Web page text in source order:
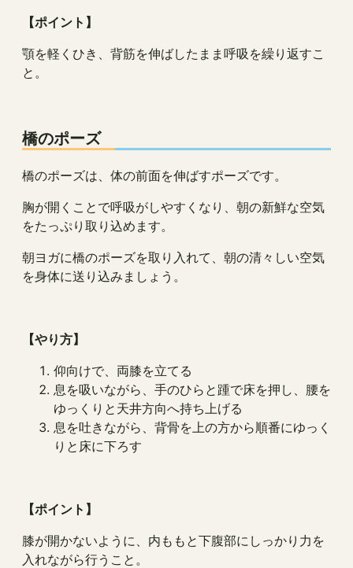
【ポイント】
顎を軽くひき、背筋を伸ばしたまま呼吸を繰り返すこ
と。
橋のポーズ
橋のポーズは、体の前面を伸ばすポーズです。
胸が開くことで呼吸がしやすくなり、朝の新鮮な空気
をたっぷり取り込めます。
朝ヨガに橋のポーズを取り入れて、朝の清々しい空気
を身体に送り込みましょう。
【やり方】
仰向けで、両膝を立てる
息を吸いながら、手のひらと踵で床を押し、腰を
ゆっくりと天井方向へ持ち上げる
息を吐きながら、背骨を上の方から順番にゆっく
りと床に下ろす
【ポイント】
膝が開かないように、内ももと下腹部にしっかり力を
入れながら行うこと。